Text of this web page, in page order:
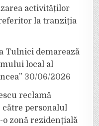
activităților
la tranziția
Tulnici demarează
local al
30/06/2026
reclamă
personalul
zonă rezidențială